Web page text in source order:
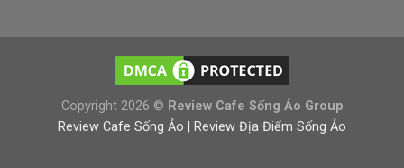
Copyright 2026 © Review Cafe Sống Ảo Group
Review Cafe Sống Ảo | Review Địa Điểm Sống Ảo